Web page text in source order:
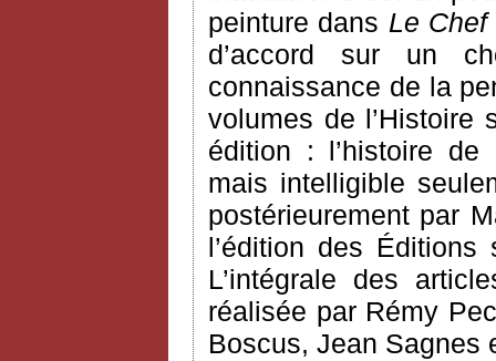
peinture dans Le
d’accord sur un
connaissance de la
volumes de l’Histoire
édition : l’histoire
mais intelligible
postérieurement par
l’édition des
L’intégrale des
réalisée par Rémy
Boscus, Jean Sagnes